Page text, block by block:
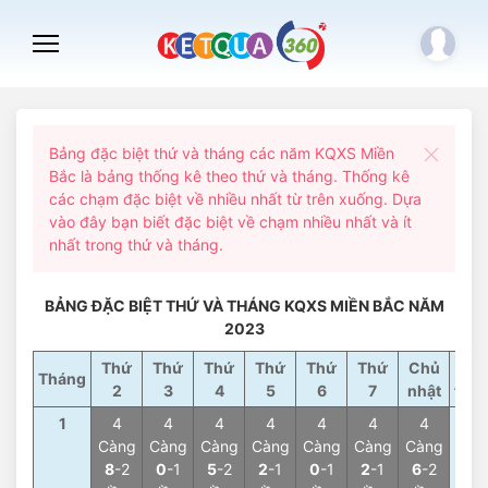
Bảng đặc biệt thứ và tháng các năm KQXS Miền
Bắc là bảng thống kê theo thứ và tháng. Thống kê
các chạm đặc biệt về nhiều nhất từ trên xuống. Dựa
vào đây bạn biết đặc biệt về chạm nhiều nhất và ít
nhất trong thứ và tháng.
BẢNG ĐẶC BIỆT THỨ VÀ THÁNG KQXS MIỀN BẮC NĂM
2023
Tháng
Thứ
2
Thứ
3
Thứ
4
Thứ
5
Thứ
6
Thứ
7
Chủ
nhật
1
4
Càng
8-2
4
Càng
0-1
4
Càng
5-2
4
Càng
2-1
4
Càng
0-1
4
Càng
2-1
4
Càng
6-2